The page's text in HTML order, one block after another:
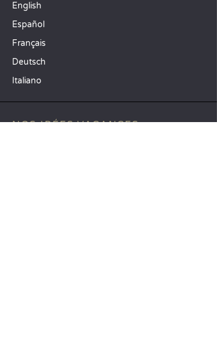
English
Español
Français
Deutsch
Italiano
NOS IDÉES VACANCES